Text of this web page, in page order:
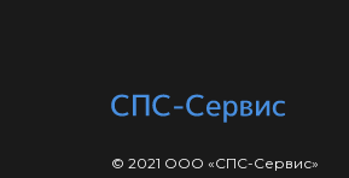
© 2021 ООО «СПС-Сервис»